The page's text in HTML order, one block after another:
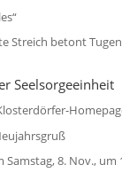
Streich betont
Seelsorgeeinheit
8. Nov., um